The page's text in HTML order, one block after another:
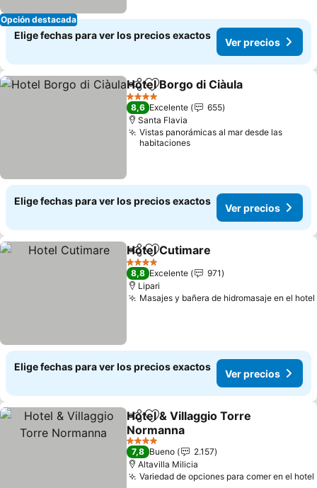
Opción destacada
Elige fechas para ver los precios exactos
Ver precios
CompartirAgregar a favoritos
Hotel Borgo di Ciàula
4 Estrellas
8,6 Excelente
655
Santa Flavia
Vistas panorámicas al mar desde las
habitaciones
Elige fechas para ver los precios exactos
Ver precios
CompartirAgregar a favoritos
Hotel Cutimare
4 Estrellas
8,8 Excelente
971
Lipari
Masajes y bañera de hidromasaje en el hotel
Elige fechas para ver los precios exactos
Ver precios
CompartirAgregar a favoritos
Hotel & Villaggio Torre
Normanna
Ver precios
4 Estrellas
7,8 Bueno
2.157
Altavilla Milicia
Variedad de opciones para comer en el hotel